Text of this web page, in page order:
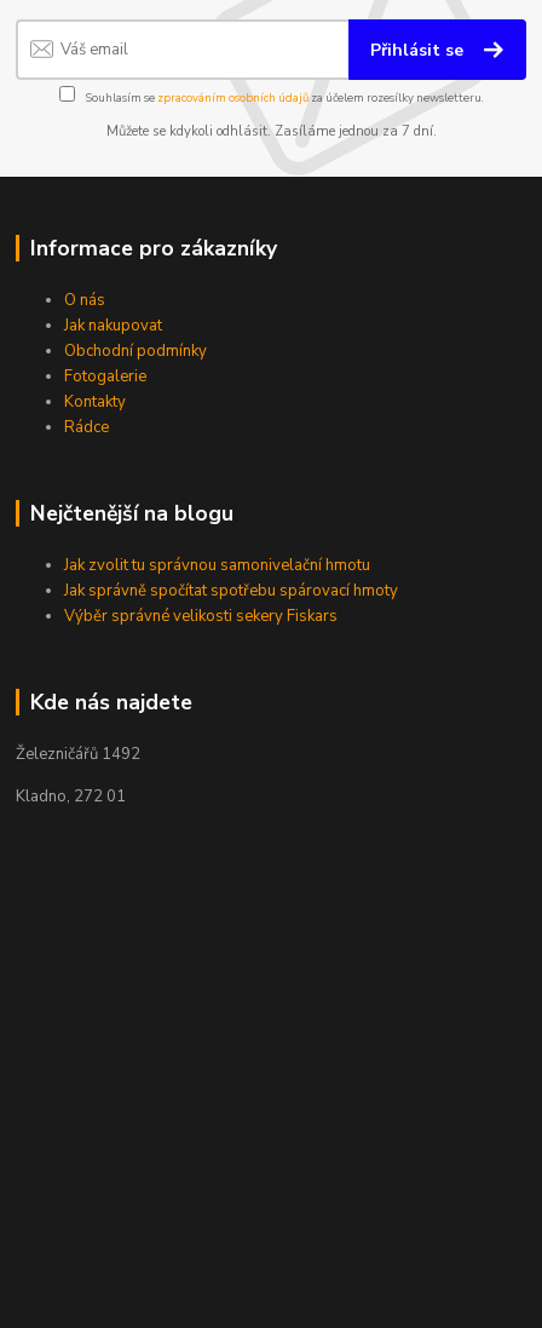
Přihlásit se
Souhlasím se zpracováním osobních údajůza účelem rozesílky newsletteru.
Můžete se kdykoli odhlásit. Zasíláme jednou za 7 dní.
Informace pro zákazníky
O nás
Jak nakupovat
Obchodní podmínky
Fotogalerie
Kontakty
Rádce
Nejčtenější na blogu
Jak zvolit tu správnou samonivelační hmotu
Jak správně spočítat spotřebu spárovací hmoty
Výběr správné velikosti sekery Fiskars
Kde nás najdete
Železničářů 1492
Kladno, 272 01